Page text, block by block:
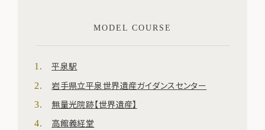
MODEL COURSE
平泉駅
岩手県立平泉世界遺産ガイダンスセンター
無量光院跡【世界遺産】
高館義経堂